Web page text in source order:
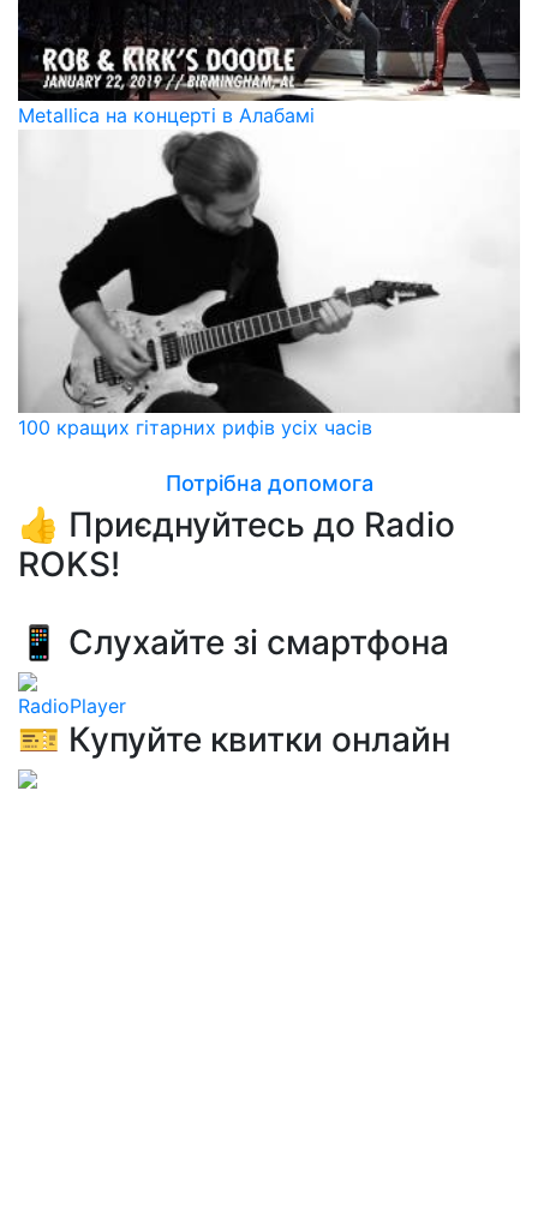
Metallica на концерті в Алабамі
100 кращих гітарних рифів усіх часів
Потрібна допомога
👍 Приєднуйтесь до Radio
ROKS!
📱 Слухайте зі смартфона
RadioPlayer
🎫 Купуйте квитки онлайн